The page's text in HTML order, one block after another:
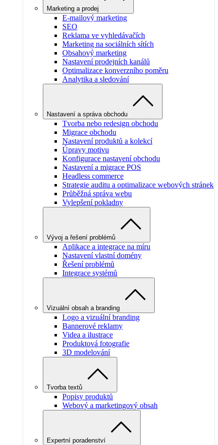
Marketing a prodej
E-mailový marketing
SEO
Reklama ve vyhledávačích
Marketing na sociálních sítích
Obsahový marketing
Nastavení prodejních kanálů
Optimalizace konverzního poměru
Analytika a sledování
Nastavení a správa obchodu
Tvorba nebo redesign obchodu
Migrace obchodu
Nastavení produktů a kolekcí
Úpravy motivu
Konfigurace nastavení obchodu
Nastavení a migrace POS
Headless commerce
Strategie auditu a optimalizace webových stránek
Průběžná správa webu
Vylepšení pokladny
Vývoj a řešení problémů
Aplikace a integrace na míru
Nastavení vlastní domény
Řešení problémů
Integrace systémů
Vizuální obsah a branding
Logo a vizuální branding
Bannerové reklamy
Videa a ilustrace
Produktová fotografie
3D modelování
Tvorba textů
Popisy produktů
Webový a marketingový obsah
Expertní poradenství